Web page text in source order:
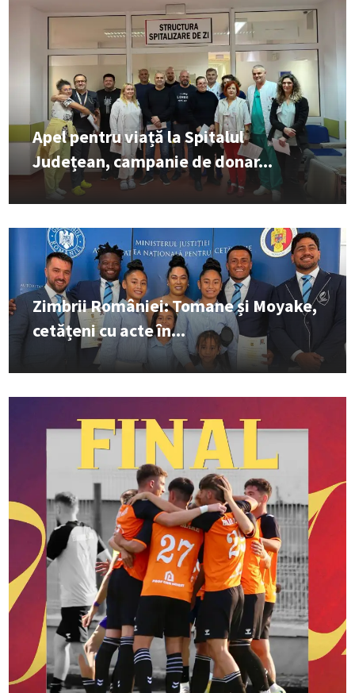
Apel pentru viață la Spitalul
Județean, campanie de donar...
Zimbrii României: Tomane și Moyake,
cetățeni cu acte în...